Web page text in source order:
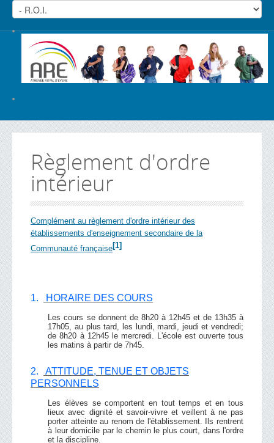
Règlement d'ordre
intérieur
Complément au règlement d'ordre intérieur des
établissements d'enseignement secondaire de la
Communauté française[1]
1. HORAIRE DES COURS
Les cours se donnent de 8h20 à 12h45 et de 13h35 à
17h05, au plus tard, les lundi, mardi, jeudi et vendredi;
de 8h20 à 12h45 le mercredi. L'école est ouverte tous
les matins à partir de 7h45.
2.
ATTITUDE, TENUE ET OBJETS
PERSONNELS
Les élèves se comportent en tout temps et en tous
lieux avec dignité et savoir-vivre et veillent à ne pas
porter atteinte au renom de l'établissement. Ils rentrent
à leur domicile par le chemin le plus court, dans l'ordre
et la discipline.